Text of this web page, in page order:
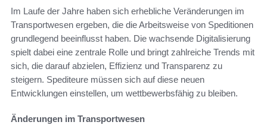
Im Laufe der Jahre haben sich erhebliche Veränderungen im
Transportwesen ergeben, die die Arbeitsweise von Speditionen
grundlegend beeinflusst haben. Die wachsende Digitalisierung
spielt dabei eine zentrale Rolle und bringt zahlreiche Trends mit
sich, die darauf abzielen, Effizienz und Transparenz zu
steigern. Spediteure müssen sich auf diese neuen
Entwicklungen einstellen, um wettbewerbsfähig zu bleiben.
Änderungen im Transportwesen